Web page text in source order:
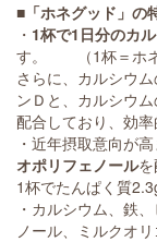
■「ホネグッド」の
・ 1杯で1日分のカ
す。 （1杯＝ホネ
さらに、カルシウ
ンＤと、カルシウ
配合しており、効
・近年摂取意向が
オポリフェノールを
1杯でたんぱく質
・カルシウム、鉄
ノール、ミルクオ